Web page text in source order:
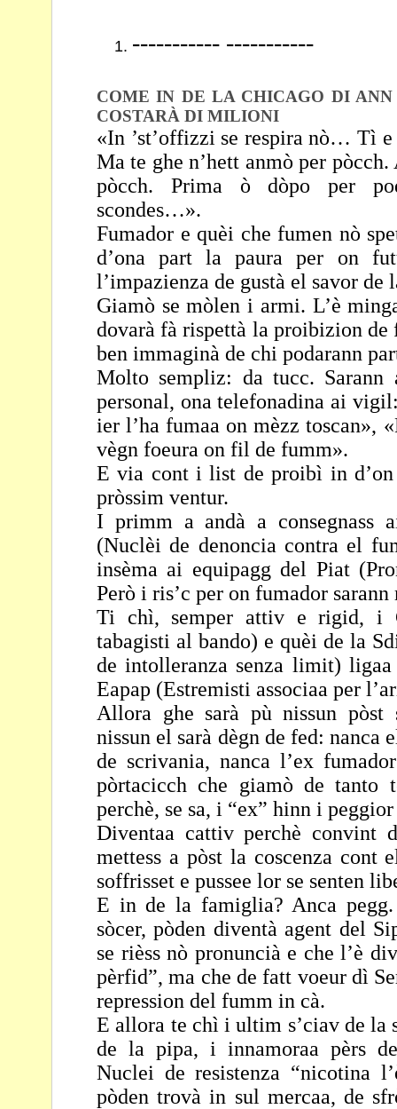
----------- -----------
COME IN DE LA CHICAGO DI
COSTARÀ DI MILIONI
«In ’st’offizzi se respira nò… Tì
Ma te ghe n’hett anmò per
pòcch. Prima ò dòpo per
scondes…».
Fumador e quèi che fumen nò
d’ona part la pauraper on
l’impazienza de gustà el savor de
Giamò se mòlen i armi. L’è
dovarà fà rispettà la proibizion de
ben immaginà de chi podarann
Molto sempliz: da tucc. Sarann
personal, onatelefonadina ai
ier l’ha fumaa on mèzztoscan»,
vègn foeura on fil de fumm».
E via cont i list de proibì in d’on
pròssim ventur.
I primm a andà a consegnass
(Nuclèi de denoncia contra el
insèma ai equipagg del Piat
Però i ris’c per on fumador
Ti chì, semper attiv e rigid, i
tabagisti al bando) e quèi de la
de intolleranza senza limit)
Eapap (Estremisti associaa per
Allora ghe sarà pù nissun
nissun el sarà dègn de fed: nanca
de scrivania, nanca l’ex
pòrtacicch che giamò de tanto
perchè, se sa, i “ex” hinn i
Diventaa cattiv perchè convint
mettess a pòst la coscenza cont
soffrisset e pussee lor se senten
E in de la famiglia? Anca
sòcer, pòden diventàagent del
se rièss nò pronuncià e che l’è
pèrfid”, ma che de fatt voeur dì
repression del fumm in cà.
E allora te chì i ultim s’ciav de la
de la pipa, i innamoraa pèrs
Nuclei de resistenza “nicotina
pòden trovà in sul mercaa, de